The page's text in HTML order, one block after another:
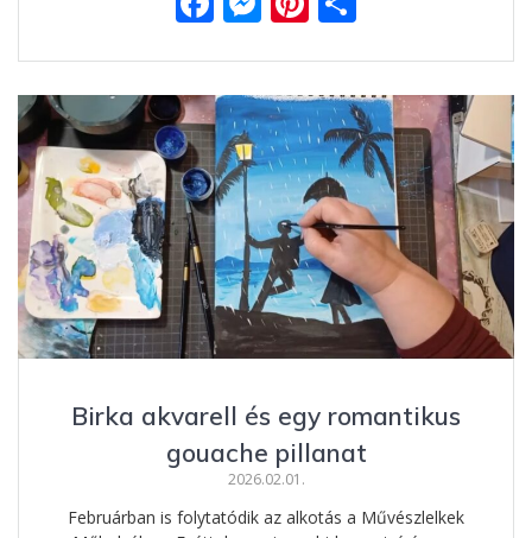
e
b
o
o
k
ss
e
n
g
er
er
e
st
za
m
e
g
Birka akvarell és egy romantikus
gouache pillanat
2026.02.01.
Februárban is folytatódik az alkotás a Művészlelkek